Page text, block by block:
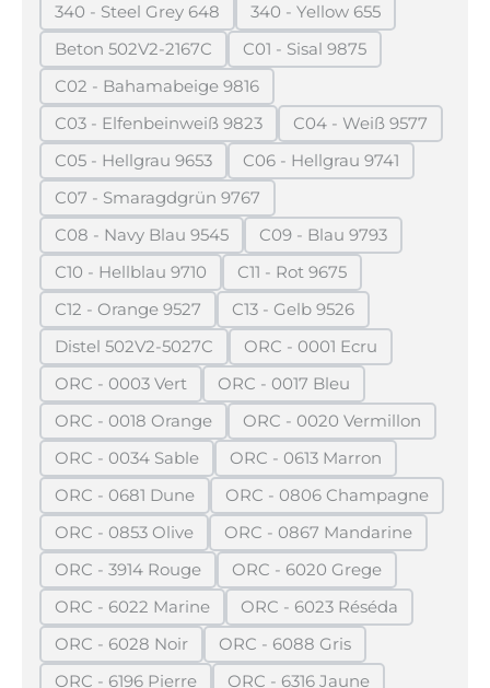
340 - Steel Grey 648
(Diese Option ist zurzeit nicht verfügbar.)
340 - Yellow 655
(Diese Option ist
Beton 502V2-2167C
(Diese Option ist zurzeit nicht verfügbar.)
C01 - Sisal 9875
(Diese Option ist zurzeit
C02 - Bahamabeige 9816
(Diese Option ist zurzeit nicht verfügbar.)
C03 - Elfenbeinweiß 9823
(Diese Option ist zurzeit nicht verfügbar.)
C04 - Weiß 9577
(Diese Option ist
C05 - Hellgrau 9653
(Diese Option ist zurzeit nicht verfügbar.)
C06 - Hellgrau 9741
(Diese Option ist
C07 - Smaragdgrün 9767
(Diese Option ist zurzeit nicht verfügbar.)
C08 - Navy Blau 9545
(Diese Option ist zurzeit nicht verfügbar.)
C09 - Blau 9793
(Diese Option ist
C10 - Hellblau 9710
(Diese Option ist zurzeit nicht verfügbar.)
C11 - Rot 9675
(Diese Option ist zurzeit
C12 - Orange 9527
(Diese Option ist zurzeit nicht verfügbar.)
C13 - Gelb 9526
(Diese Option ist zurzeit
Distel 502V2-5027C
(Diese Option ist zurzeit nicht verfügbar.)
ORC - 0001 Ecru
(Diese Option ist zurzeit
ORC - 0003 Vert
(Diese Option ist zurzeit nicht verfügbar.)
ORC - 0017 Bleu
(Diese Option ist zurzeit
ORC - 0018 Orange
(Diese Option ist zurzeit nicht verfügbar.)
ORC - 0020 Vermillon
(Diese Option ist
ORC - 0034 Sable
(Diese Option ist zurzeit nicht verfügbar.)
ORC - 0613 Marron
(Diese Option ist zurzeit
ORC - 0681 Dune
(Diese Option ist zurzeit nicht verfügbar.)
ORC - 0806 Champagne
(Diese Option ist
ORC - 0853 Olive
(Diese Option ist zurzeit nicht verfügbar.)
ORC - 0867 Mandarine
(Diese Option ist
ORC - 3914 Rouge
(Diese Option ist zurzeit nicht verfügbar.)
ORC - 6020 Grege
(Diese Option ist zurzeit
ORC - 6022 Marine
(Diese Option ist zurzeit nicht verfügbar.)
ORC - 6023 Réséda
(Diese Option ist
ORC - 6028 Noir
(Diese Option ist zurzeit nicht verfügbar.)
ORC - 6088 Gris
(Diese Option ist zurzeit
ORC - 6196 Pierre ORC - 6316 Jaune